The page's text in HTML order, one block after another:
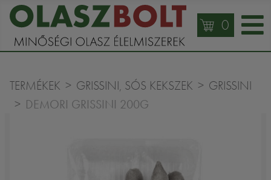
0
TERMÉKEK GRISSINI, SÓS KEKSZEK GRISSINI
DEMORI GRISSINI 200G